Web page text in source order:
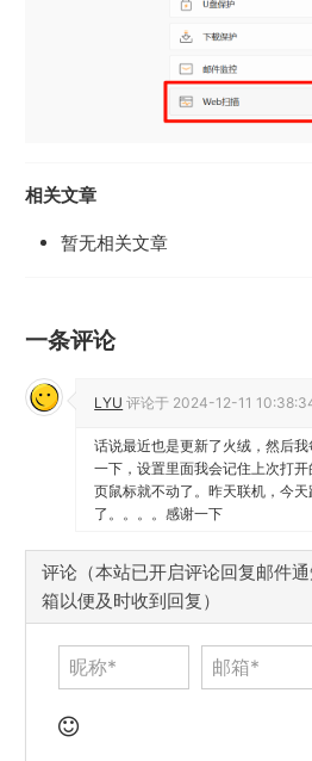
相关文章
暂无相关文章
一条评论
LYU 评论于 2024-12-11
话说最近也是更新了火绒，然后
一下，设置里面我会记住上次打
页鼠标就不动了。昨天联机，今
了。。。。感谢一下
评论（本站已开启评论回复邮件
箱以便及时收到回复）